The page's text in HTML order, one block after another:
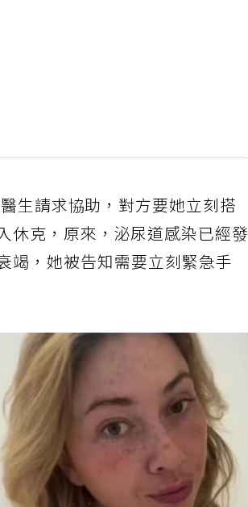
生請求協助，對方要她立刻搭
休克，原來，泌尿道感染已經發
竭，她被告知需要立刻緊急手